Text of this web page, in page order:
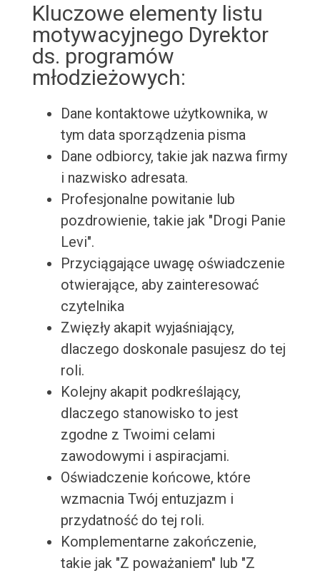
Kluczowe elementy listu
motywacyjnego Dyrektor
ds. programów
młodzieżowych:
Dane kontaktowe użytkownika, w
tym data sporządzenia pisma
Dane odbiorcy, takie jak nazwa firmy
i nazwisko adresata.
Profesjonalne powitanie lub
pozdrowienie, takie jak "Drogi Panie
Levi".
Przyciągające uwagę oświadczenie
otwierające, aby zainteresować
czytelnika
Zwięzły akapit wyjaśniający,
dlaczego doskonale pasujesz do tej
roli.
Kolejny akapit podkreślający,
dlaczego stanowisko to jest
zgodne z Twoimi celami
zawodowymi i aspiracjami.
Oświadczenie końcowe, które
wzmacnia Twój entuzjazm i
przydatność do tej roli.
Komplementarne zakończenie,
takie jak "Z poważaniem" lub "Z